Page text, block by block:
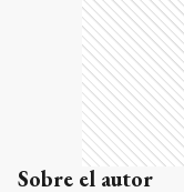
Sobre el autor